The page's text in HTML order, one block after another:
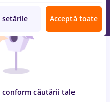
căutării tale
setările Acceptă toate